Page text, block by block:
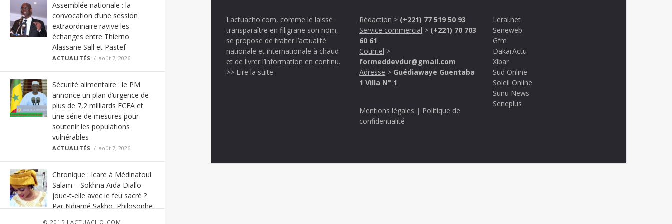
Assemblée nationale : la
convocation d’une session
extraordinaire ravive les
échanges entre Thierno
Alassane Sall et Pastef
ACTUALITÉS août 7, 2026
Sécurité alimentaire : le PM
annonce un plan d’urgence de
plus de 7,2 milliards FCFA et
une série de mesures pour
soutenir les populations
vulnérables
ACTUALITÉS août 7, 2026
Chronique : Icare à Médinatoul
Salam – Sokhna Aïda Diallo
joue-t-elle avec le feu sacré ?
Par Ndiamé Sakho, Philosophe,
© 2015 LACTUACHO.COM
Lactuacho.com, comme le laisse
transparaître en filigrane son nom,
se propose de traiter l’actualité
nationale et internationale à chaud
et de livrer l’information en continu.
>> Lire la suite
Rédaction > (+221) 77 519 50 93
Service commercial > (+221) 70 703
60 61
Courriel >
formeddevdur@gmail.com
Adresse > Guédiawaye Guentaba
1 Villa N° 1
Mentions légales | Politique de
confidentialité
Leral.net
Seneweb
Gfm
DakarActu
Xibar
Sud Online
Soleil Online
Sunu News
Seneplus